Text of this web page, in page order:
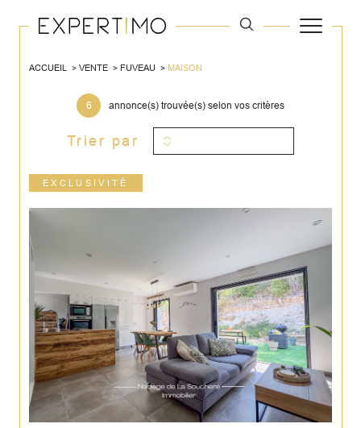
ACCUEIL VENTE FUVEAU MAISON
6 annonce(s) trouvée(s) selon vos critères
Trier par
EXCLUSIVITÉ